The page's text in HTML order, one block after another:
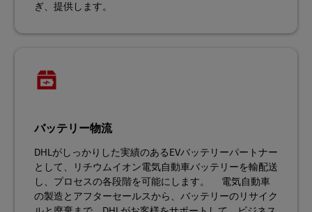
ぎ、提供します。
バッテリー物流
DHLがしっかりした実績のあるEVバッテリーパートナー
として、リチウムイオン電気自動車バッテリーを輸配送
し、プロセスの各段階を可能にします。 電気自動車
の製造とアフターセールスから、バッテリーのリサイク